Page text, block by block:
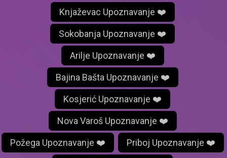
Knjaževac Upoznavanje ❤️
Sokobanja Upoznavanje ❤️
Arilje Upoznavanje ❤️
Bajina Bašta Upoznavanje ❤️
Kosjerić Upoznavanje ❤️
Nova Varoš Upoznavanje ❤️
Požega Upoznavanje ❤️ Priboj Upoznavanje ❤️